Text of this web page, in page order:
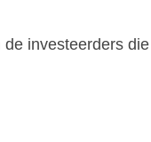
investeerders